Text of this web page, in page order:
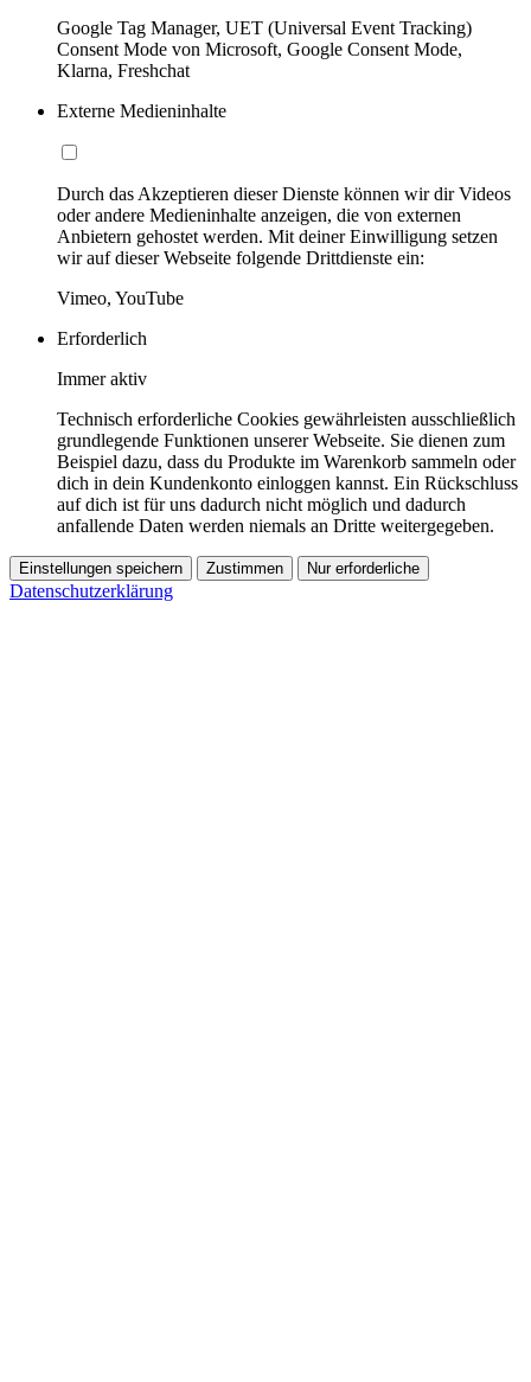
Google Tag Manager, UET (Universal Event Tracking)
Consent Mode von Microsoft, Google Consent Mode,
Klarna, Freshchat
Externe Medieninhalte
Durch das Akzeptieren dieser Dienste können wir dir Videos
oder andere Medieninhalte anzeigen, die von externen
Anbietern gehostet werden. Mit deiner Einwilligung setzen
wir auf dieser Webseite folgende Drittdienste ein:
Vimeo, YouTube
Erforderlich
Immer aktiv
Technisch erforderliche Cookies gewährleisten ausschließlich
grundlegende Funktionen unserer Webseite. Sie dienen zum
Beispiel dazu, dass du Produkte im Warenkorb sammeln oder
dich in dein Kundenkonto einloggen kannst. Ein Rückschluss
auf dich ist für uns dadurch nicht möglich und dadurch
anfallende Daten werden niemals an Dritte weitergegeben.
Einstellungen speichern Zustimmen Nur erforderliche
Datenschutzerklärung